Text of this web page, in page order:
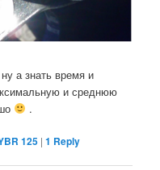
а знать время и
и среднюю
.
125 |1 Reply